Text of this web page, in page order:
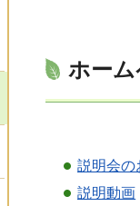
ホー
説明会の
説明動画